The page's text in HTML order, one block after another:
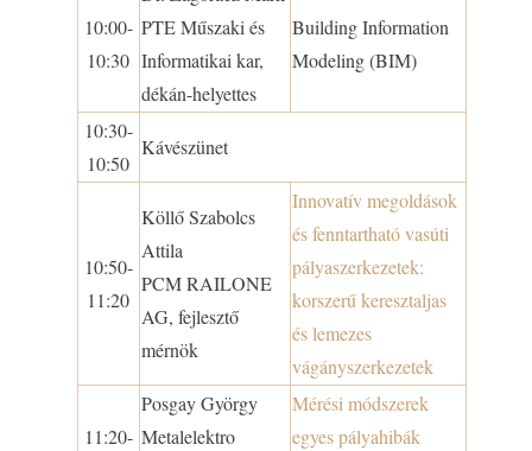
10:00-
10:30
PTE Műszaki és
Informatikai kar,
dékán-helyettes
Building Information
Modeling (BIM)
10:30-
10:50
Kávészünet
10:50-
11:20
Köllő Szabolcs
Attila
PCM RAILONE
AG, fejlesztő
mérnök
Innovatív megoldások
és fenntartható vasúti
pályaszerkezetek:
korszerű keresztaljas
és lemezes
vágányszerkezetek
11:20-
Posgay György
Metalelektro
Mérési módszerek
egyes pályahibák